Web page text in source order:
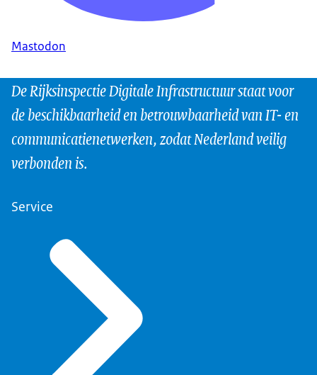
Mastodon
De Rijksinspectie Digitale Infrastructuur staat voor
de beschikbaarheid en betrouwbaarheid van IT- en
communicatienetwerken, zodat Nederland veilig
verbonden is.
Service